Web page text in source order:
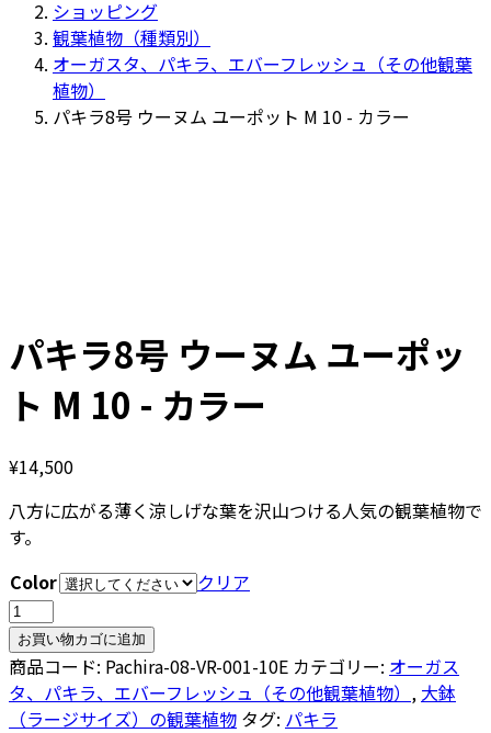
ショッピング
観葉植物（種類別）
オーガスタ、パキラ、エバーフレッシュ（その他観葉
植物）
パキラ8号 ウーヌム ユーポット M 10 - カラー
パキラ8号 ウーヌム ユーポッ
ト M 10 - カラー
¥14,500
八方に広がる薄く涼しげな葉を沢山つける人気の観葉植物で
す。
Color
クリア
パ
キ
ラ
8
号
お買い物カゴに追加
商品コード: Pachira-08-VR-001-10E カテゴリー: オーガス
タ、パキラ、エバーフレッシュ（その他観葉植物） , 大鉢
（ラージサイズ）の観葉植物 タグ: パキラ